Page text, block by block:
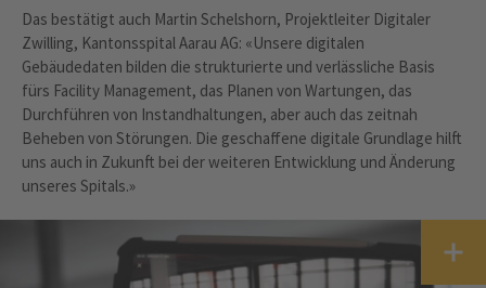
Das bestätigt auch Martin Schelshorn, Projektleiter Digitaler
Zwilling, Kantonsspital Aarau AG: «Unsere digitalen
Gebäudedaten bilden die strukturierte und verlässliche Basis
fürs Facility Management, das Planen von Wartungen, das
Durchführen von Instandhaltungen, aber auch das zeitnah
Beheben von Störungen. Die geschaffene digitale Grundlage hilft
uns auch in Zukunft bei der weiteren Entwicklung und Änderung
unseres Spitals.»